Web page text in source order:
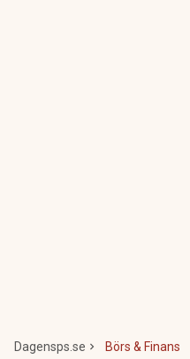
Dagensps.se Börs & Finans